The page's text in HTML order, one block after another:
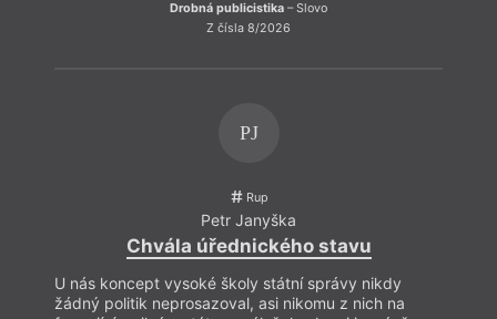
Drobná publicistika – Slovo
Z čísla 8/2026
PJ
Rup
Petr Janyška
Chvála úřednického stavu
U nás koncept vysoké školy státní správy nikdy
žádný politik neprosazoval, asi nikomu z nich na